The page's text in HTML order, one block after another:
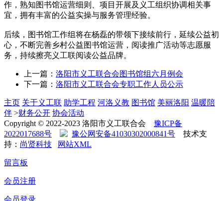
作，熟知图书馆运营细则、项目开展及义工组织协调相关事
宜，拥有丰富的公益实操与服务管理经验。
后续，图书馆工作组将在杨磊的带领下接续前行，延续公益初
心，不断完善乡村公益图书馆运营，阅读推广活动等志愿服
务，持续擦亮义工联阅读公益品牌。
上一篇： 洛阳市义工联合会图书馆组六月例会
下一篇： 洛阳市义工联合会专职工作人员公示
主页 关于义工联 助学工程 河洛义教 图书馆 美丽洛阳 温暖陪
伴 >财务公开 协会活动
Copyright © 2022-2023 洛阳市义工联合会
豫ICP备
2022017688号
豫公网安备41030302000841号
技术支
持： 尚贤科技 网站XML
留言板
会员注册